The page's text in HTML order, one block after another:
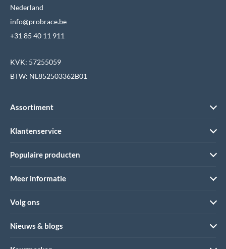
Nederland
info@probrace.be
+31 85 40 11 911
KVK: 57255059
BTW: NL852503362B01
Assortiment
Klantenservice
Populaire producten
Meer informatie
Volg ons
Nieuws & blogs